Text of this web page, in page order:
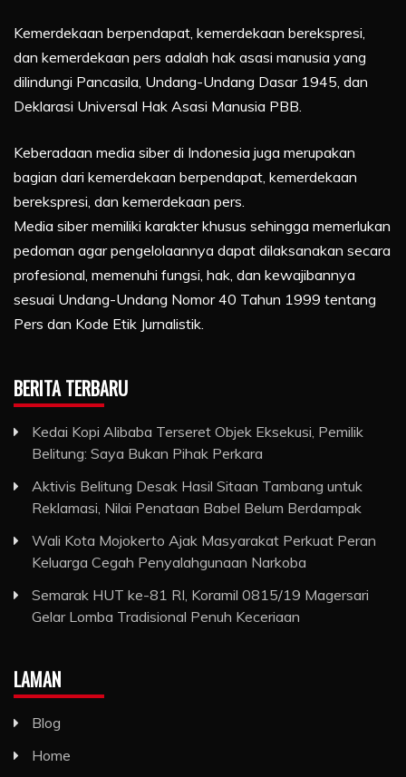
Kemerdekaan berpendapat, kemerdekaan berekspresi,
dan kemerdekaan pers adalah hak asasi manusia yang
dilindungi Pancasila, Undang-Undang Dasar 1945, dan
Deklarasi Universal Hak Asasi Manusia PBB.
Keberadaan media siber di Indonesia juga merupakan
bagian dari kemerdekaan berpendapat, kemerdekaan
berekspresi, dan kemerdekaan pers.
Media siber memiliki karakter khusus sehingga memerlukan
pedoman agar pengelolaannya dapat dilaksanakan secara
profesional, memenuhi fungsi, hak, dan kewajibannya
sesuai Undang-Undang Nomor 40 Tahun 1999 tentang
Pers dan Kode Etik Jurnalistik.
BERITA TERBARU
Kedai Kopi Alibaba Terseret Objek Eksekusi, Pemilik
Belitung: Saya Bukan Pihak Perkara
Aktivis Belitung Desak Hasil Sitaan Tambang untuk
Reklamasi, Nilai Penataan Babel Belum Berdampak
Wali Kota Mojokerto Ajak Masyarakat Perkuat Peran
Keluarga Cegah Penyalahgunaan Narkoba
Semarak HUT ke-81 RI, Koramil 0815/19 Magersari
Gelar Lomba Tradisional Penuh Keceriaan
LAMAN
Blog
Home